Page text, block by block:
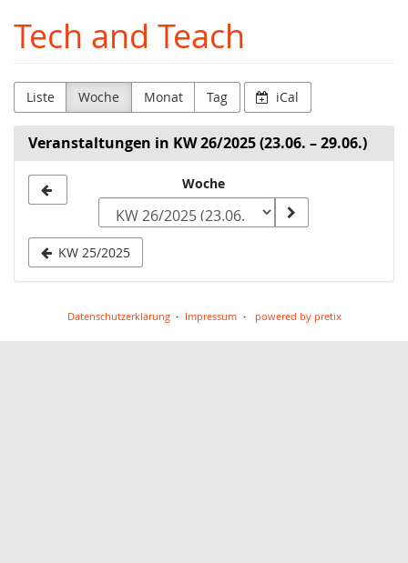
Haupt-
Inhalt
Tech and Teach
Liste Woche Monat Tag iCal
Veranstaltungen in KW 26/2025 (23.06. – 29.06.)
zur
Anzeige
auswählen
Woche
KW 25/2025
Datenschutzerklärung Impressum powered by pretix